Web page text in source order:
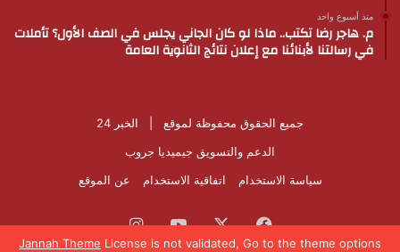
Jannah Theme License is not validated, Go to the theme options
منذ أسبوع واحد
م. هاجر رضا تكتب.. ماذا لو كان الجاني يجلس في الصف الأول؟ تأملات
في رسالتنا لأبنائنا مع إعلان نتائج الثانوية العامة
جميع الحقوق محفوظة لموقع | الخبر 24
الدعم والتسويق جيميديا جروب
سياسة الاستخدام
اتفاقية الاستخدام عن الموقع
فيسبوك
‫X
‫YouTubeانستقرام